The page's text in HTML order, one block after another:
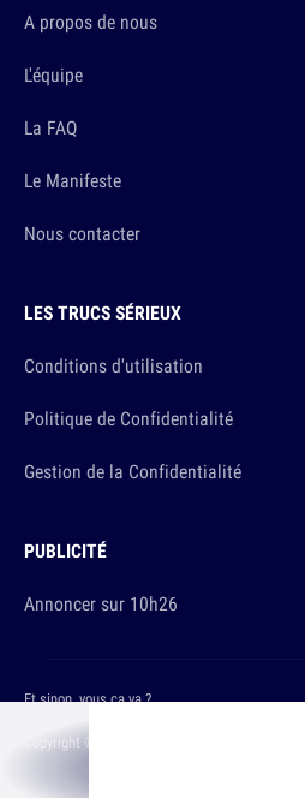
A propos de nous
L'équipe
La FAQ
Le Manifeste
Nous contacter
LES TRUCS SÉRIEUX
Conditions d'utilisation
Politique de Confidentialité
Gestion de la Confidentialité
PUBLICITÉ
Annoncer sur 10h26
Copyright © 2026 The Original Publishing Studio
Et sinon, vous ça va ?